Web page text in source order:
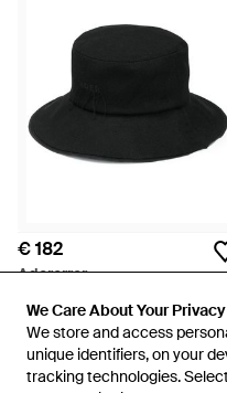
We Care About Your Privacy
We store and access
unique identifiers, on your
tracking technologies.
We Care About Your Privacy
We store and access
unique identifiers, on your
tracking technologies.
€ 182
Adererror
VanMiinto